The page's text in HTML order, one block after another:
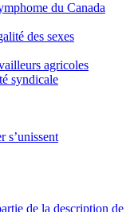
du Canada
des sexes
agricoles
syndicale
s’unissent
de la description de